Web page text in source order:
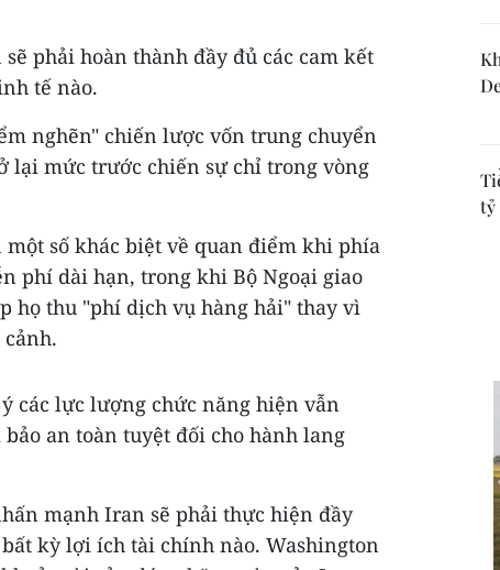
phải hoàn thành đầy đủ các cam kết
tế nào.
nghẽn" chiến lược vốn trung chuyển
lại mức trước chiến sự chỉ trong vòng
số khác biệt về quan điểm khi phía
phí dài hạn, trong khi Bộ Ngoại giao
họ thu "phí dịch vụ hàng hải" thay vì
các lực lượng chức năng hiện vẫn
an toàn tuyệt đối cho hành lang
mạnh Iran sẽ phải thực hiện đầy
kỳ lợi ích tài chính nào. Washington
tỷ